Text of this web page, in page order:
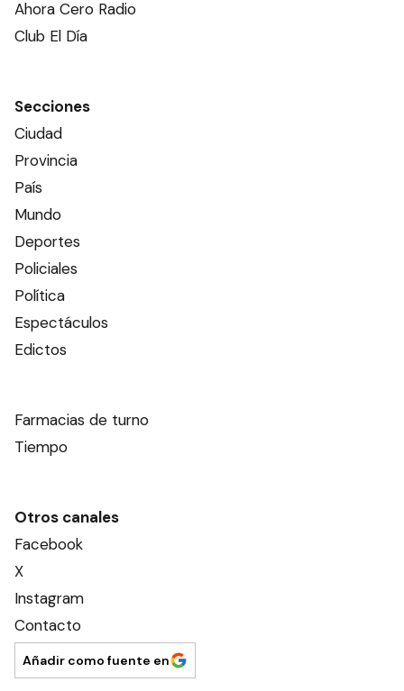
Ahora Cero Radio
Club El Día
Secciones
Ciudad
Provincia
País
Mundo
Deportes
Policiales
Política
Espectáculos
Edictos
Farmacias de turno
Tiempo
Otros canales
Facebook
X
Instagram
Contacto
Añadir como fuente en